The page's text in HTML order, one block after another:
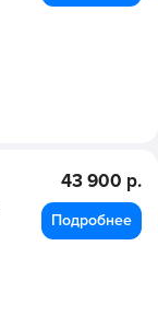
43 900 р.
Подробнее